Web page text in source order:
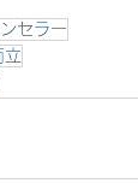
セラー
立